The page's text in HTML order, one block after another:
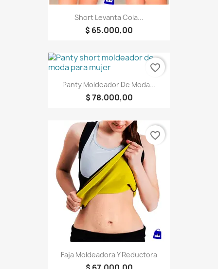
Short Levanta Cola...
$ 65.000,00
Panty Moldeador De Moda...
$ 78.000,00
favorite_border
Faja Moldeadora Y Reductora
favorite_border